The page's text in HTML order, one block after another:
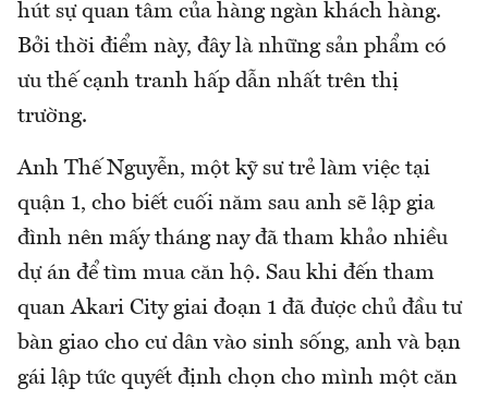
hút sự quan tâm của hàng ngàn khách hàng.
Bởi thời điểm này, đây là những sản phẩm có
ưu thế cạnh tranh hấp dẫn nhất trên thị
trường.
Anh Thế Nguyễn, một kỹ sư trẻ làm việc tại
quận 1, cho biết cuối năm sau anh sẽ lập gia
đình nên mấy tháng nay đã tham khảo nhiều
dự án để tìm mua căn hộ. Sau khi đến tham
quan Akari City giai đoạn 1 đã được chủ đầu tư
bàn giao cho cư dân vào sinh sống, anh và bạn
gái lập tức quyết định chọn cho mình một căn